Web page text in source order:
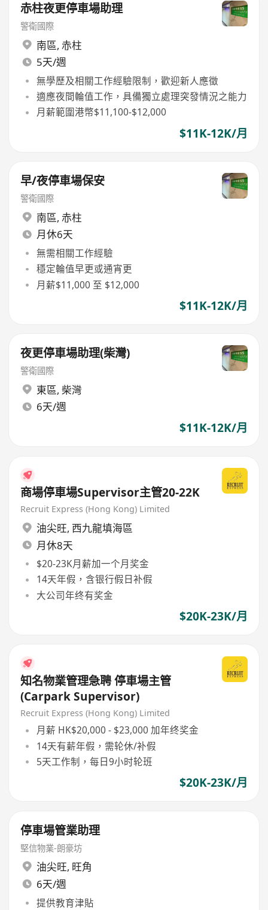
赤柱夜更停車場助理
警衛國際
南區, 赤柱
5天/週
無學歷及相關工作經驗限制，歡迎新人應徵
適應夜間輪值工作，具備獨立處理突發情況之能力
月薪範圍港幣$11,100-$12,000
$11K-12K/月
早/夜停車場保安
警衛國際
南區, 赤柱
月休6天
無需相關工作經驗
穩定輪值早更或通宵更
月薪$11,000 至 $12,000
$11K-12K/月
夜更停車場助理(柴灣)
警衛國際
東區, 柴灣
6天/週
$11K-12K/月
商場停車場Supervisor主管20-22K
Recruit Express (Hong Kong) Limited
油尖旺, 西九龍填海區
月休8天
$20-23K月薪加一个月奖金
14天年假，含银行假日补假
大公司年终有奖金
$20K-23K/月
知名物業管理急聘 停車場主管
(Carpark Supervisor)
Recruit Express (Hong Kong) Limited
月薪 HK$20,000 - $23,000 加年终奖金
14天有薪年假，需轮休/补假
5天工作制，每日9小时轮班
$20K-23K/月
停車場管業助理
堅信物業-朗豪坊
油尖旺, 旺角
6天/週
提供教育津貼